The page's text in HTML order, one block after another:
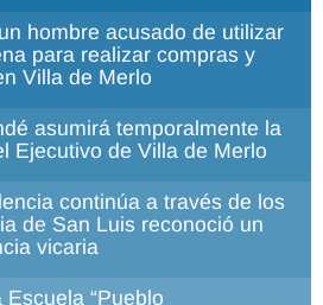
hombre acusado de utilizar
para realizar compras y
Villa de Merlo
asumirá temporalmente la
Ejecutivo de Villa de Merlo
continúa a través de los
de San Luis reconoció un
vicaria
“Pueblo